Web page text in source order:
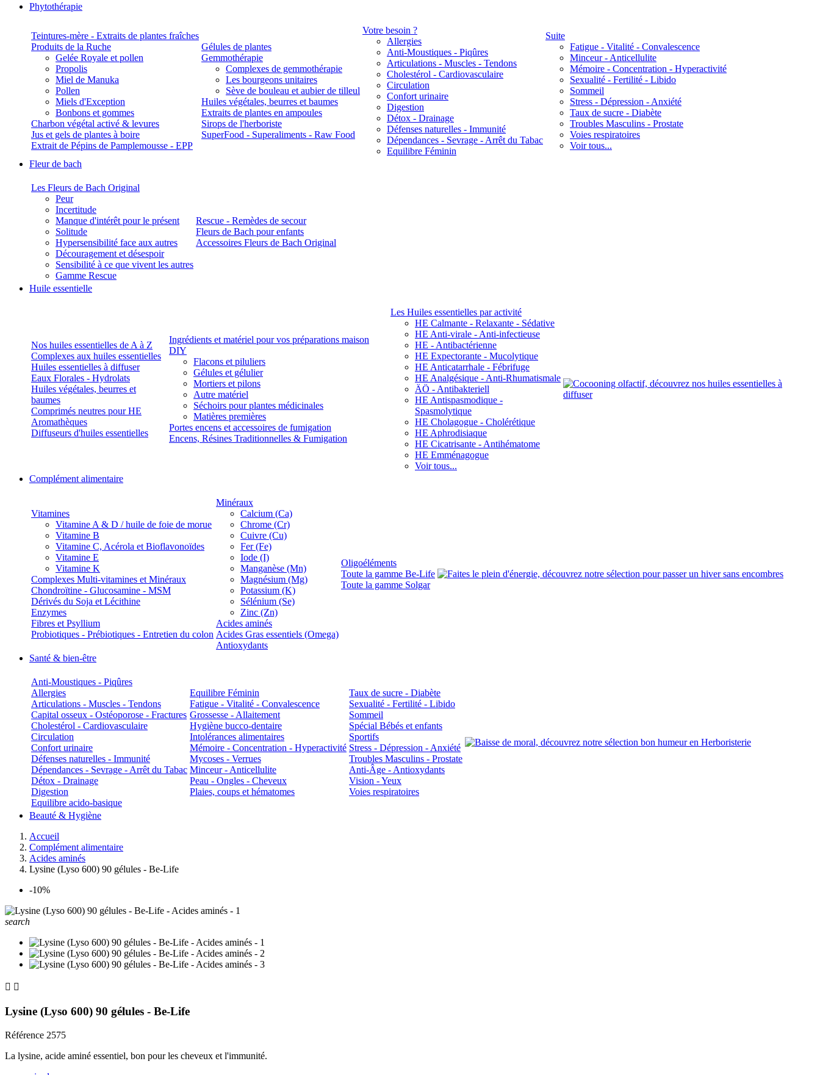
Phytothérapie
Teintures-mère - Extraits de plantes fraîches
Produits de la Ruche
Gelée Royale et pollen
Propolis
Miel de Manuka
Pollen
Miels d'Exception
Bonbons et gommes
Charbon végétal activé & levures
Jus et gels de plantes à boire
Extrait de Pépins de Pamplemousse - EPP
Gélules de plantes
Gemmothérapie
Complexes de gemmothérapie
Les bourgeons unitaires
Sève de bouleau et aubier de tilleul
Huiles végétales, beurres et baumes
Extraits de plantes en ampoules
Sirops de l'herboriste
SuperFood - Superaliments - Raw Food
Votre besoin ?
Allergies
Anti-Moustiques - Piqûres
Articulations - Muscles - Tendons
Cholestérol - Cardiovasculaire
Circulation
Confort urinaire
Digestion
Détox - Drainage
Défenses naturelles - Immunité
Dépendances - Sevrage - Arrêt du Tabac
Equilibre Féminin
Suite
Fatigue - Vitalité - Convalescence
Minceur - Anticellulite
Mémoire - Concentration - Hyperactivité
Sexualité - Fertilité - Libido
Sommeil
Stress - Dépression - Anxiété
Taux de sucre - Diabète
Troubles Masculins - Prostate
Voies respiratoires
Voir tous...
Fleur de bach
Les Fleurs de Bach Original
Peur
Incertitude
Manque d'intérêt pour le présent
Solitude
Hypersensibilité face aux autres
Découragement et désespoir
Sensibilité à ce que vivent les autres
Gamme Rescue
Rescue - Remèdes de secour
Fleurs de Bach pour enfants
Accessoires Fleurs de Bach Original
Huile essentielle
Nos huiles essentielles de A à Z
Complexes aux huiles essentielles
Huiles essentielles à diffuser
Eaux Florales - Hydrolats
Huiles végétales, beurres et
baumes
Comprimés neutres pour HE
Aromathèques
Diffuseurs d'huiles essentielles
Ingrédients et matériel pour vos préparations maison
DIY
Flacons et piluliers
Gélules et gélulier
Mortiers et pilons
Autre matériel
Séchoirs pour plantes médicinales
Matières premières
Portes encens et accessoires de fumigation
Encens, Résines Traditionnelles & Fumigation
Les Huiles essentielles par activité
HE Calmante - Relaxante - Sédative
HE Anti-virale - Anti-infectieuse
HE - Antibactérienne
HE Expectorante - Mucolytique
HE Anticatarrhale - Fébrifuge
HE Analgésique - Anti-Rhumatismale
ÄÖ - Antibakteriell
HE Antispasmodique -
Spasmolytique
HE Cholagogue - Cholérétique
HE Aphrodisiaque
HE Cicatrisante - Antihématome
HE Emménagogue
Voir tous...
Complément alimentaire
Vitamines
Vitamine A & D / huile de foie de morue
Vitamine B
Vitamine C, Acérola et Bioflavonoïdes
Vitamine E
Vitamine K
Complexes Multi-vitamines et Minéraux
Chondroïtine - Glucosamine - MSM
Dérivés du Soja et Lécithine
Enzymes
Fibres et Psyllium
Probiotiques - Prébiotiques - Entretien du colon
Minéraux
Calcium (Ca)
Chrome (Cr)
Cuivre (Cu)
Fer (Fe)
Iode (I)
Manganèse (Mn)
Magnésium (Mg)
Potassium (K)
Sélénium (Se)
Zinc (Zn)
Acides aminés
Acides Gras essentiels (Omega)
Antioxydants
Oligoéléments
Toute la gamme Be-Life
Toute la gamme Solgar
Santé & bien-être
Anti-Moustiques - Piqûres
Allergies
Articulations - Muscles - Tendons
Capital osseux - Ostéoporose - Fractures
Cholestérol - Cardiovasculaire
Circulation
Confort urinaire
Défenses naturelles - Immunité
Dépendances - Sevrage - Arrêt du Tabac
Détox - Drainage
Digestion
Equilibre acido-basique
Equilibre Féminin
Fatigue - Vitalité - Convalescence
Grossesse - Allaitement
Hygiène bucco-dentaire
Intolérances alimentaires
Mémoire - Concentration - Hyperactivité
Mycoses - Verrues
Minceur - Anticellulite
Peau - Ongles - Cheveux
Plaies, coups et hématomes
Taux de sucre - Diabète
Sexualité - Fertilité - Libido
Sommeil
Spécial Bébés et enfants
Sportifs
Stress - Dépression - Anxiété
Troubles Masculins - Prostate
Anti-Âge - Antioxydants
Vision - Yeux
Voies respiratoires
Beauté & Hygiène
Accueil
Complément alimentaire
Acides aminés
Lysine (Lyso 600) 90 gélules - Be-Life
-10%
search
 
Lysine (Lyso 600) 90 gélules - Be-Life
Référence 2575
La lysine, acide aminé essentiel, bon pour les cheveux et l'immunité.